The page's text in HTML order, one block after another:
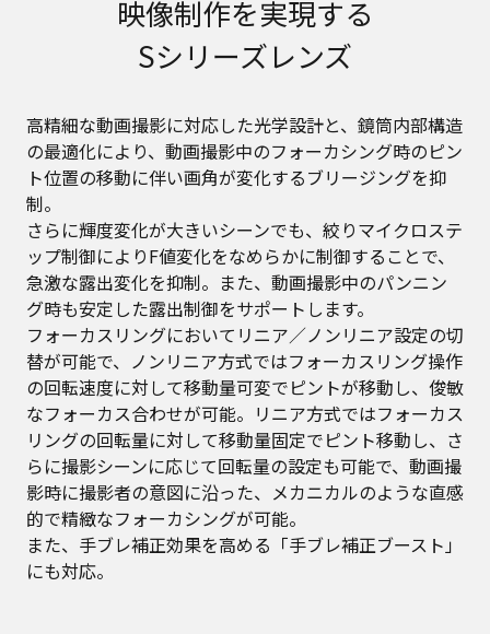
映像制作を実現する
Sシリーズレンズ
高精細な動画撮影に対応した光学設計と、鏡筒内部構造
の最適化により、動画撮影中のフォーカシング時のピン
ト位置の移動に伴い画角が変化するブリージングを抑
制。
さらに輝度変化が大きいシーンでも、絞りマイクロステ
ップ制御によりF値変化をなめらかに制御することで、
急激な露出変化を抑制。また、動画撮影中のパンニン
グ時も安定した露出制御をサポートします。
フォーカスリングにおいてリニア／ノンリニア設定の切
替が可能で、ノンリニア方式ではフォーカスリング操作
の回転速度に対して移動量可変でピントが移動し、俊敏
なフォーカス合わせが可能。リニア方式ではフォーカス
リングの回転量に対して移動量固定でピント移動し、さ
らに撮影シーンに応じて回転量の設定も可能で、動画撮
影時に撮影者の意図に沿った、メカニカルのような直感
的で精緻なフォーカシングが可能。
また、手ブレ補正効果を高める「手ブレ補正ブースト」
にも対応。